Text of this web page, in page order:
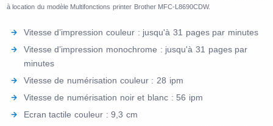
à location du modèle Multifonctions printer Brother MFC-L8690CDW.
Vitesse d’impression couleur : jusqu'à 31 pages par minutes
Vitesse d’impression monochrome : jusqu'à 31 pages par
minutes
Vitesse de numérisation couleur : 28 ipm
Vitesse de numérisation noir et blanc : 56 ipm
Ecran tactile couleur : 9,3 cm